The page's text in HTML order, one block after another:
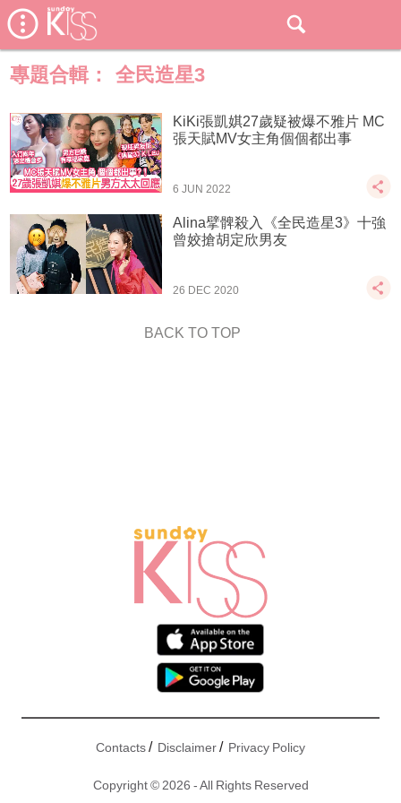
專題合輯： 全民造星3
KiKi張凱娸27歲疑被爆不雅片 MC
張天賦MV女主角個個都出事
6 JUN 2022
Alina擘髀殺入《全民造星3》十強
曾姣搶胡定欣男友
26 DEC 2020
BACK TO TOP
Contacts/ Disclaimer/ Privacy Policy
Copyright © 2026 - All Rights Reserved